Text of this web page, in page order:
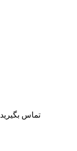
تماس بگیرید